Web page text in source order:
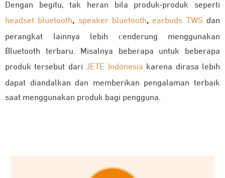
Dengan begitu, tak heran bila produk-produk seperti
headset bluetooth, speaker bluetooth, earbuds TWS dan
perangkat lainnya lebih cenderung menggunakan
Bluetooth terbaru. Misalnya beberapa untuk beberapa
produk tersebut dariJETE Indonesia karena dirasa lebih
dapat diandalkan dan memberikan pengalaman terbaik
saat menggunakan produk bagi pengguna.